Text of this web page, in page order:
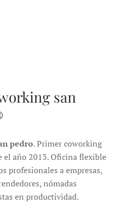
san
pedro. Primer coworking
el año 2013. Oficina flexible
profesionales a empresas,
nómadas
en productividad.